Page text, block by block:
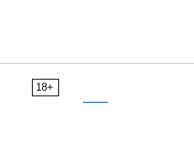
18+